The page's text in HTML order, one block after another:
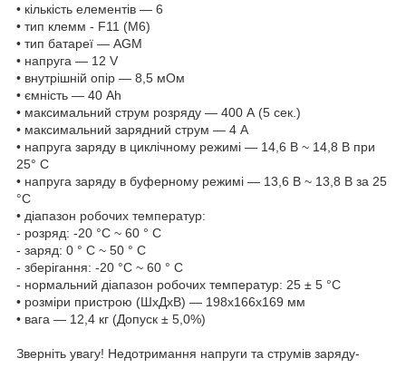
• кількість елементів — 6
• тип клемм - F11 (М6)
• тип батареї — AGM
• напруга — 12 V
• внутрішній опір — 8,5 мОм
• ємність — 40 Ah
• максимальний струм розряду — 400 А (5 сек.)
• максимальний зарядний струм — 4 A
• напруга заряду в циклічному режимі — 14,6 В ~ 14,8 В при
25° С
• напруга заряду в буферному режимі — 13,6 В ~ 13,8 В за 25
°C
• діапазон робочих температур:
- розряд: -20 °C ~ 60 ° C
- заряд: 0 ° C ~ 50 ° C
- зберігання: -20 °C ~ 60 ° C
- нормальний діапазон робочих температур: 25 ± 5 °C
• розміри пристрою (ШхДхВ) — 198х166x169 мм
• вага — 12,4 кг (Допуск ± 5,0%)
Зверніть увагу! Недотримання напруги та струмів заряду-